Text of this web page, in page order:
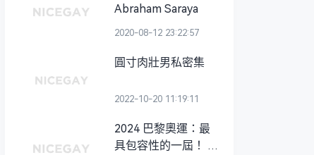
Abraham Saraya
2020-08-12 23:22:57
圓寸肉壯男私密集
2022-10-20 11:19:11
2024 巴黎奧運：最
具包容性的一屆！ 開